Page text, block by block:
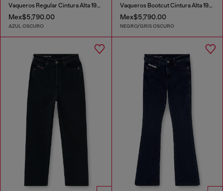
Vaqueros Regular Cintura Alta 1971 D-Sent
Mex$5,790.00
AZUL OSCURO
Vaqueros Bootcut Cintura Alta 1973 D-Partt
Mex$5,790.00
NEGRO/GRIS OSCURO